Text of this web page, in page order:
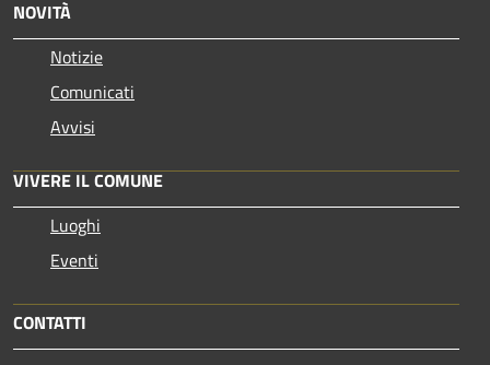
NOVITÀ
Notizie
Comunicati
Avvisi
VIVERE IL COMUNE
Luoghi
Eventi
CONTATTI